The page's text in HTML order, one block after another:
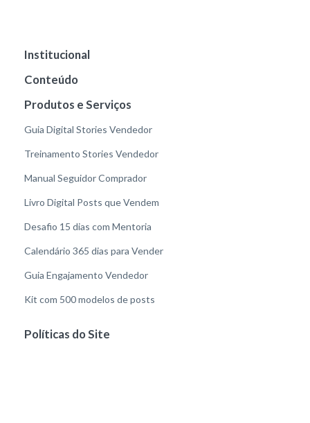
Institucional
Conteúdo
Produtos e Serviços
Guia Digital Stories Vendedor
Treinamento Stories Vendedor
Manual Seguidor Comprador
Livro Digital Posts que Vendem
Desafio 15 dias com Mentoria
Calendário 365 dias para Vender
Guia Engajamento Vendedor
Kit com 500 modelos de posts
Políticas do Site